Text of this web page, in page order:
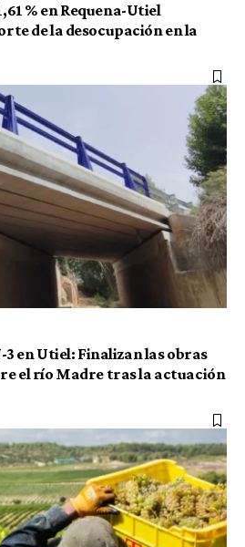
% en Requena-Utiel
de la desocupación en la
en Utiel: Finalizan las obras
el río Madre tras la actuación